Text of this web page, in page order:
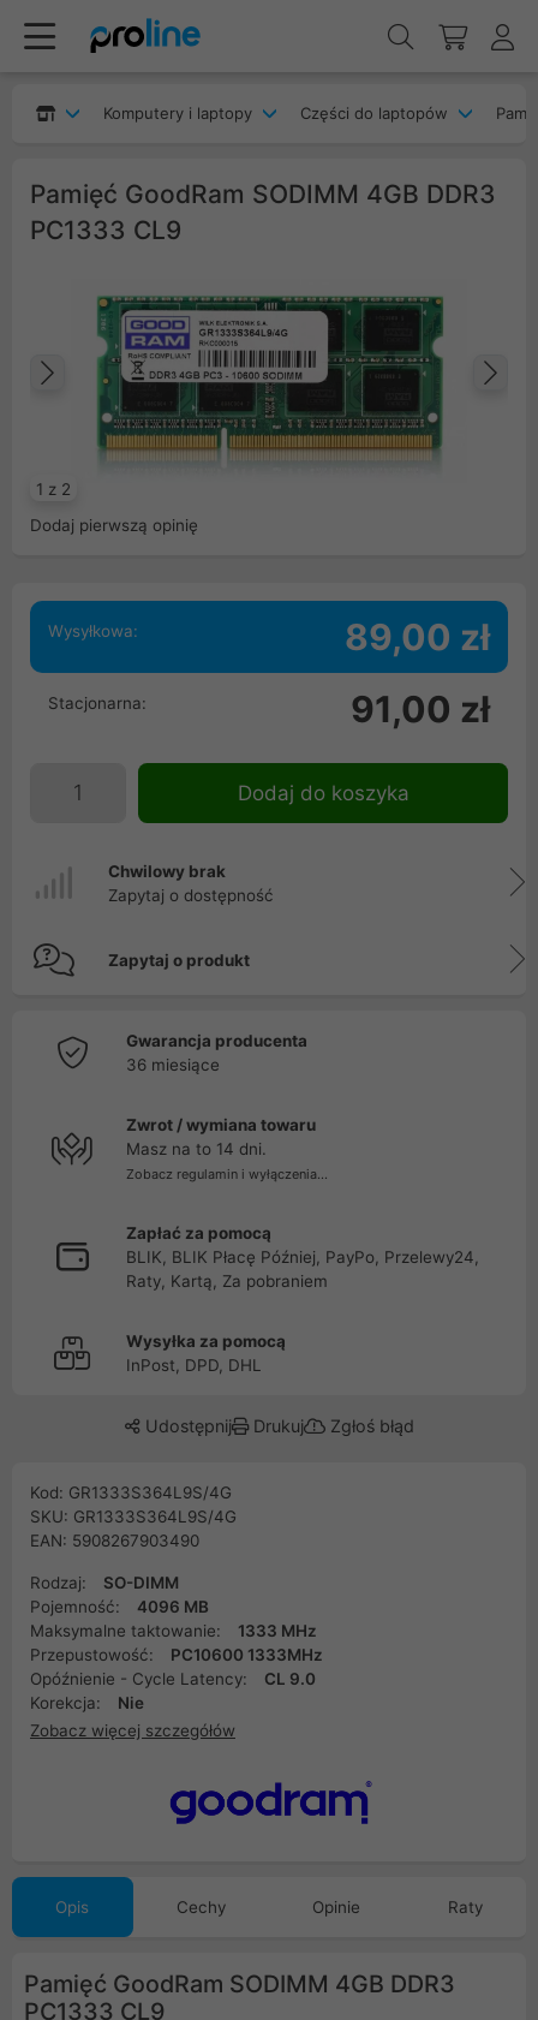
Komputery i laptopy Części do laptopów
Pamięć GoodRam SODIMM 4GB DDR3
PC1333 CL9
1 z 2
Poprzedni
Dodaj pierwszą opinię
Wysyłkowa: 89,00 zł
Stacjonarna: 91,00 zł
Dodaj do koszyka
Chwilowy brak
Zapytaj o dostępność
Zapytaj o produkt
Gwarancja producenta
36 miesiące
Zwrot / wymiana towaru
Masz na to 14 dni.
Zobacz regulamin i wyłączenia...
Zapłać za pomocą
BLIK, BLIK Płacę Później, PayPo, Przelewy24,
Raty, Kartą, Za pobraniem
Wysyłka za pomocą
InPost, DPD, DHL
Udostępnij Drukuj Zgłoś błąd
Kod: GR1333S364L9S/4G
SKU: GR1333S364L9S/4G
EAN: 5908267903490
Rodzaj:
SO-DIMM
Pojemność:
4096 MB
Maksymalne taktowanie:
1333 MHz
Przepustowość:
PC10600 1333MHz
Opóźnienie - Cycle Latency:
CL 9.0
Korekcja:
Nie
Zobacz więcej szczegółów
Opis Cechy Opinie Raty
Pamięć GoodRam SODIMM 4GB DDR3
PC1333 CL9